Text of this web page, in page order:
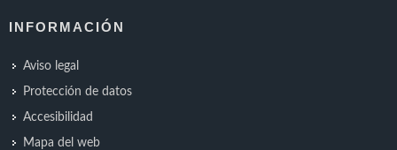
INFORMACIÓN
Aviso legal
Protección de datos
Accesibilidad
Mapa del web